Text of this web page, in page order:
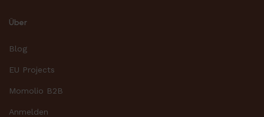
Über
Blog
EU Projects
Momolio B2B
Anmelden